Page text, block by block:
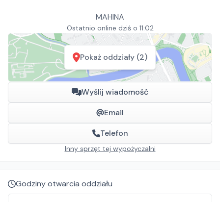
MAHINA
Ostatnio online dziś o 11:02
Pokaż oddziały (2)
Wyślij wiadomość
Email
Telefon
Inny sprzęt tej wypożyczalni
Godziny otwarcia oddziału